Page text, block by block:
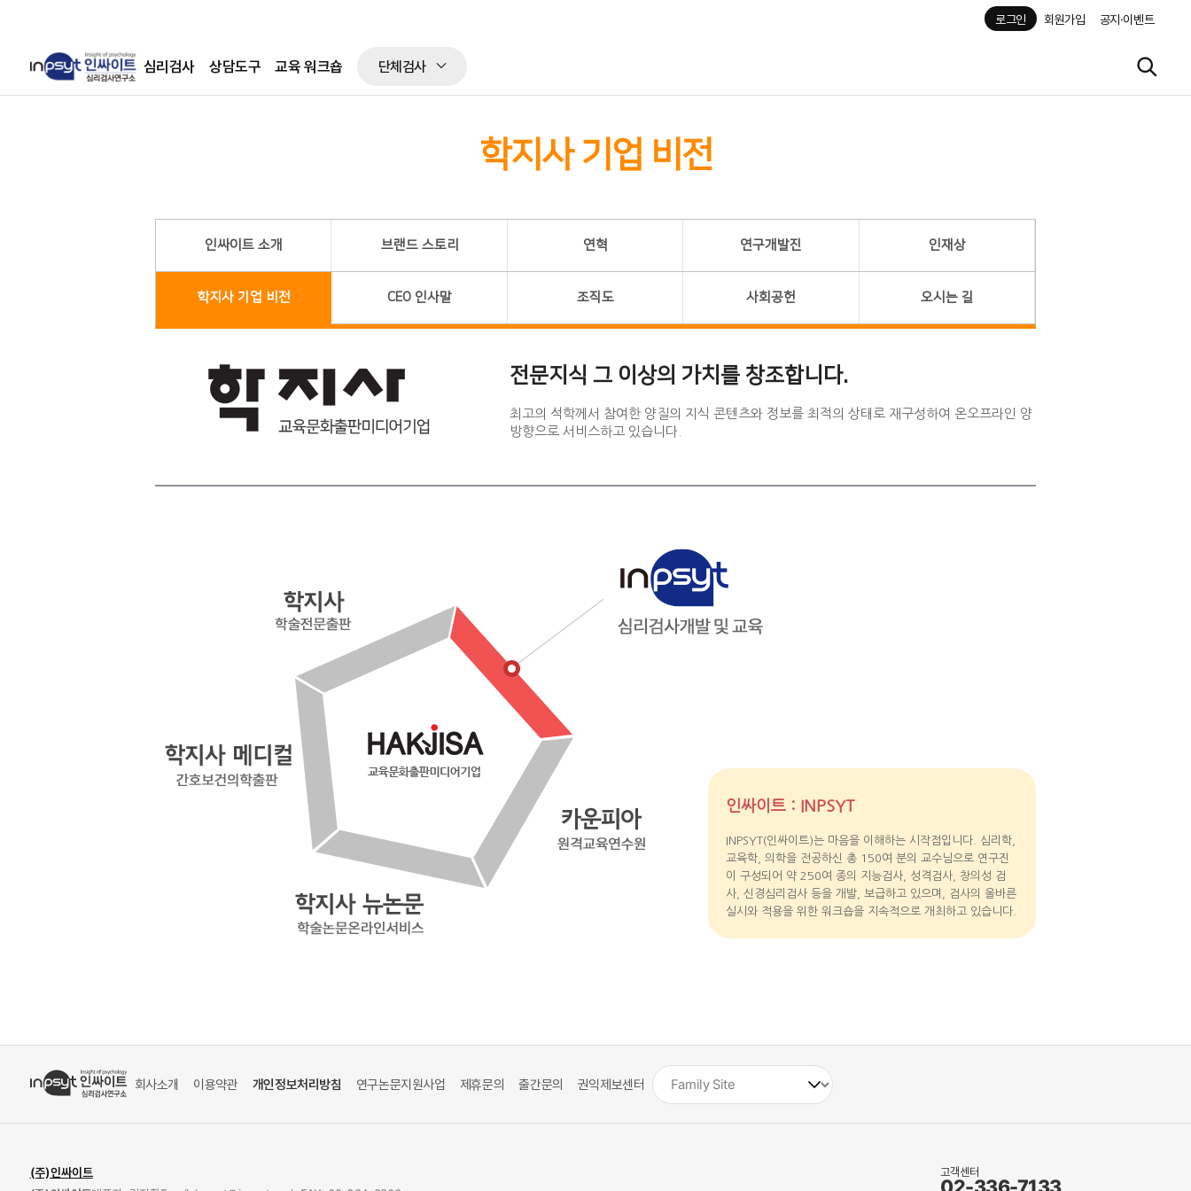
심리검사 상담도구 교육 워크숍 단체검사
로그인 회원가입 공지·이벤트
학지사 기업 비전
인싸이트 소개 브랜드 스토리 연혁 연구개발진 인재상
학지사 기업 비전 CEO 인사말 조직도 사회공헌 오시는 길
전문지식 그 이상의 가치를 창조합니다.
최고의 석학께서 참여한 양질의 지식 콘텐츠와 정보를 최적의 상태로 재구성하여 온오프라인 양
방향으로 서비스하고 있습니다.
인싸이트 : INPSYT
INPSYT(인싸이트)는 마음을 이해하는 시작점입니다. 심리학,
교육학, 의학을 전공하신 총 150여 분의 교수님으로 연구진
이 구성되어 약 250여 종의 지능검사, 성격검사, 창의성 검
사, 신경심리검사 등을 개발, 보급하고 있으며, 검사의 올바른
실시와 적용을 위한 워크숍을 지속적으로 개최하고 있습니다.
회사소개 이용약관 개인정보처리방침 연구논문지원사업 제휴문의 출간문의 권익제보센터
(주)인싸이트 고객센터